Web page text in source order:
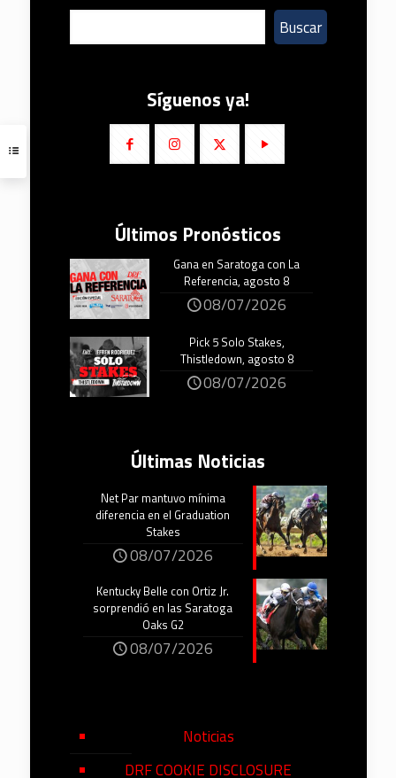
Buscar
Síguenos ya!
Últimos Pronósticos
Gana en Saratoga con La
Referencia, agosto 8
08/07/2026
Pick 5 Solo Stakes,
Thistledown, agosto 8
08/07/2026
Últimas Noticias
Net Par mantuvo mínima
diferencia en el Graduation
Stakes
08/07/2026
Kentucky Belle con Ortiz Jr.
sorprendió en las Saratoga
Oaks G2
08/07/2026
Noticias
DRF COOKIE DISCLOSURE